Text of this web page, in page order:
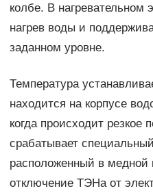
колбе. В нагревательном
нагрев воды и
заданном уровне.
Температура
находится на корпусе
когда происходит
срабатывает
расположенный в медной
отключение ТЭНа от